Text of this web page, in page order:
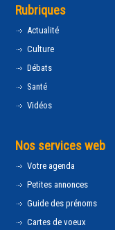
Rubriques
Actualité
Culture
Débats
Santé
Vidéos
Nos services web
Votre agenda
Petites annonces
Guide des prénoms
Cartes de voeux